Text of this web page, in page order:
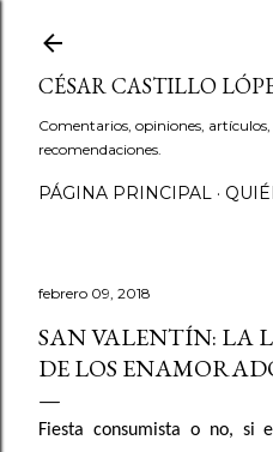
CÉSAR CASTILLO
Comentarios, opiniones,
recomendaciones.
PÁGINA PRINCIPAL
febrero 09, 2018
SAN VALENTÍN: LA
DE LOS
Fiesta consumista o no, si